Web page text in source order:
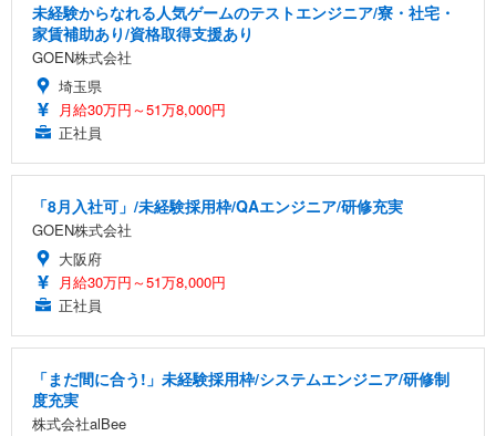
未経験からなれる人気ゲームのテストエンジニア/寮・社宅・
家賃補助あり/資格取得支援あり
GOEN株式会社
埼玉県
月給30万円～51万8,000円
正社員
「8月入社可」/未経験採用枠/QAエンジニア/研修充実
GOEN株式会社
大阪府
月給30万円～51万8,000円
正社員
「まだ間に合う!」未経験採用枠/システムエンジニア/研修制
度充実
株式会社alBee